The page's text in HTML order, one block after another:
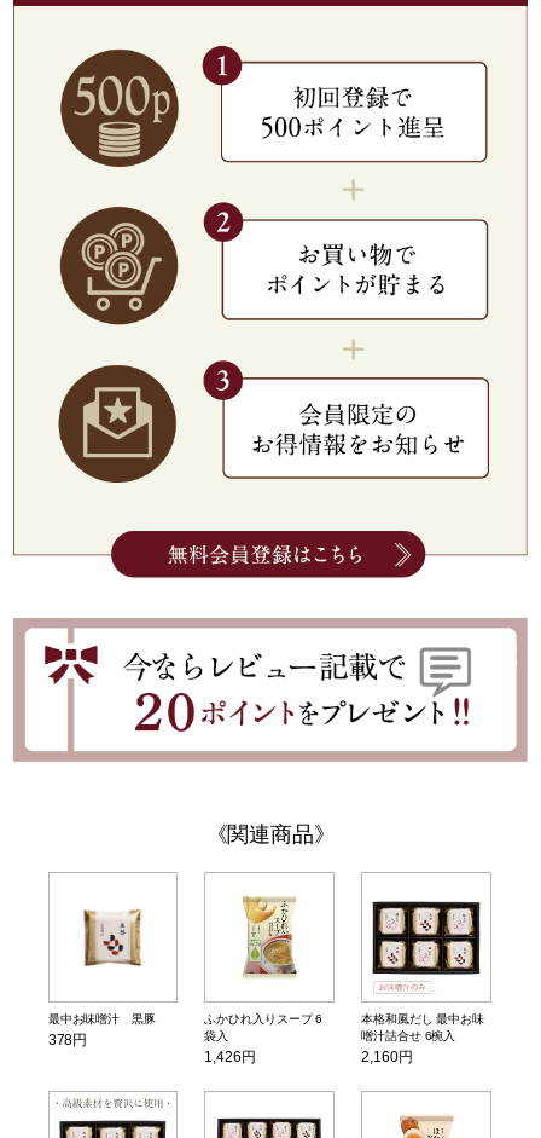
関連商品
最中お味噌汁 黒豚
378円
ふかひれ入りスープ 6
袋入
1,426円
本格和風だし 最中お味
噌汁詰合せ 6椀入
2,160円